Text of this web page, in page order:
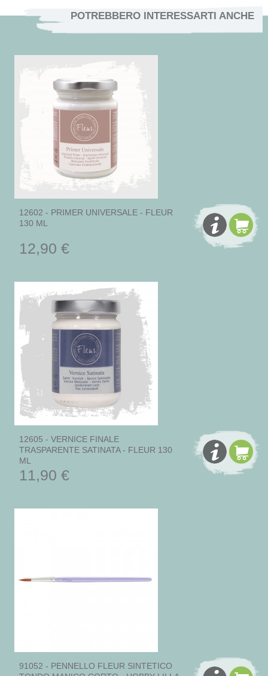
POTREBBERO INTERESSARTI ANCHE
12602 - PRIMER UNIVERSALE - FLEUR
130 ML
12,90 €
12605 - VERNICE FINALE
TRASPARENTE SATINATA - FLEUR 130
ML
11,90 €
91052 - PENNELLO FLEUR SINTETICO